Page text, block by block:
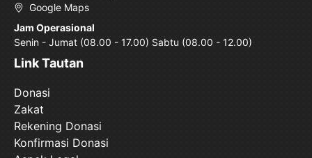
Google Maps
Jam Operasional
Senin - Jumat (08.00 - 17.00) Sabtu (08.00 - 12.00)
Link Tautan
Donasi
Zakat
Rekening Donasi
Konfirmasi Donasi